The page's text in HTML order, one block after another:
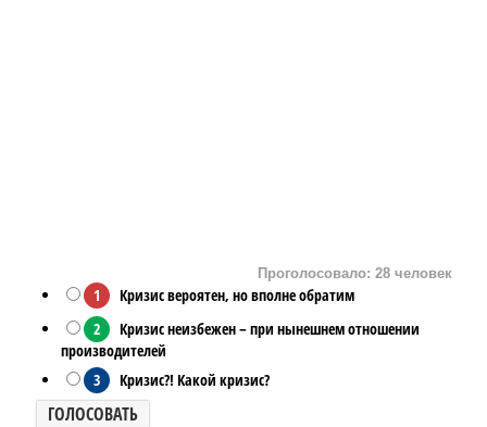
Проголосовало: 28 человек
1
Кризис вероятен, но вполне обратим
2
Кризис неизбежен – при нынешнем отношении
производителей
3
Кризис?! Какой кризис?
ГОЛОСОВАТЬ